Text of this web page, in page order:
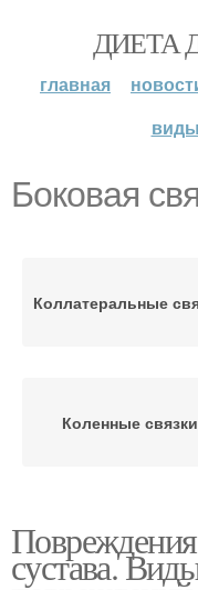
ДИЕТА
главная
Боковая
Коллатеральные
Коленные связки
Повреждения
сустава.